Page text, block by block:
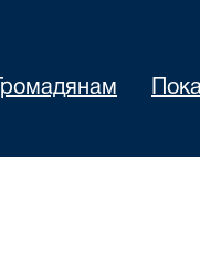
Громадянам